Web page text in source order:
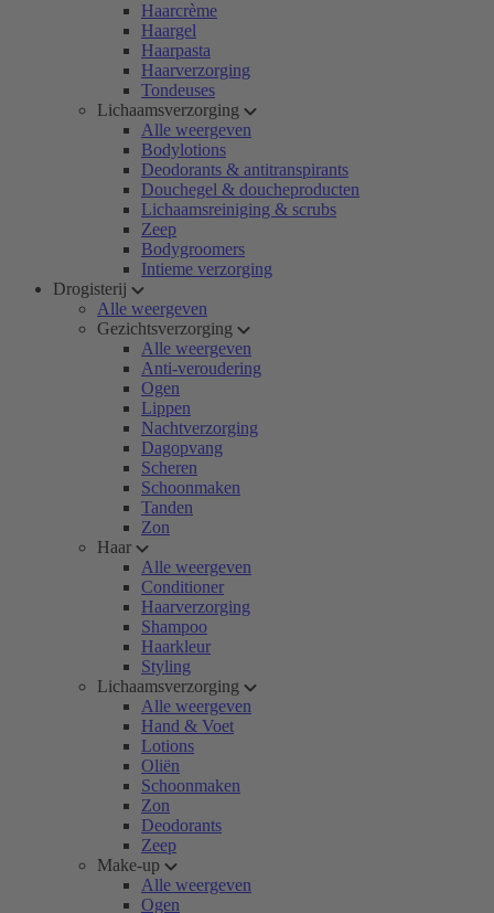
Haarcrème
Haargel
Haarpasta
Haarverzorging
Tondeuses
Lichaamsverzorging
Alle weergeven
Bodylotions
Deodorants & antitranspirants
Douchegel & doucheproducten
Lichaamsreiniging & scrubs
Zeep
Bodygroomers
Intieme verzorging
Drogisterij
Alle weergeven
Gezichtsverzorging
Alle weergeven
Anti-veroudering
Ogen
Lippen
Nachtverzorging
Dagopvang
Scheren
Schoonmaken
Tanden
Zon
Haar
Alle weergeven
Conditioner
Haarverzorging
Shampoo
Haarkleur
Styling
Lichaamsverzorging
Alle weergeven
Hand & Voet
Lotions
Oliën
Schoonmaken
Zon
Deodorants
Zeep
Make-up
Alle weergeven
Ogen